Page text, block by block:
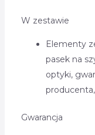
W zestawie
Elementy
pasek na
optyki,
producenta,
Gwarancja